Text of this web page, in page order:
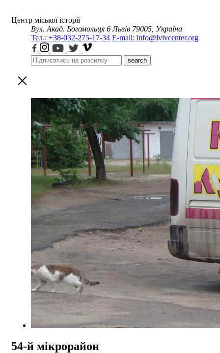
Центр міської історії
Вул. Акад. Богомольця 6 Львів 79005, Україна
Тел.: +38-032-275-17-34 E-mail: info@lvivcenter.org
search
54-й мікрорайон